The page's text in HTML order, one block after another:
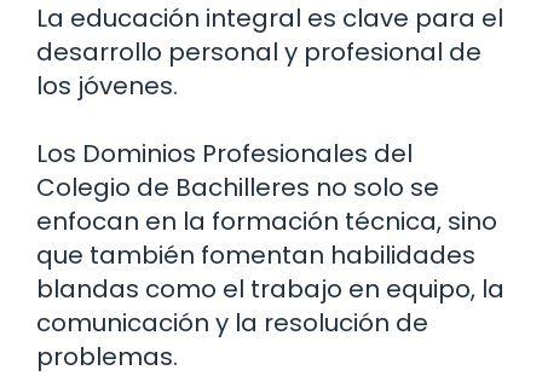
La educación integral es clave para el
desarrollo personal y profesional de
los jóvenes.
Los Dominios Profesionales del
Colegio de Bachilleres no solo se
enfocan en la formación técnica, sino
que también fomentan habilidades
blandas como el trabajo en equipo, la
comunicación y la resolución de
problemas.